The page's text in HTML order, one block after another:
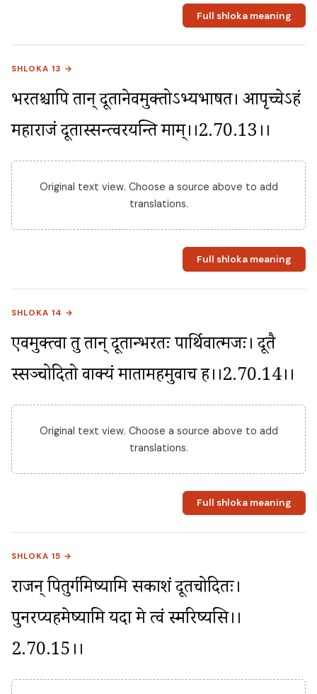
Full shloka meaning
SHLOKA 13 →
भरतश्चापि तान् दूतानेवमुक्तोऽभ्यभाषत। आपृच्चेऽहं
महाराजं दूतास्सन्त्वरयन्ति माम्।।2.70.13।।
Original text view. Choose a source above to add
translations.
Full shloka meaning
SHLOKA 14 →
एवमुक्त्वा तु तान् दूतान्भरतः पार्थिवात्मजः। दूतै
स्सञ्चोदितो वाक्यं मातामहमुवाच ह।।2.70.14।।
Original text view. Choose a source above to add
translations.
Full shloka meaning
SHLOKA 15 →
राजन् पितुर्गमिष्यामि सकाशं दूतचोदितः।
पुनरप्यहमेष्यामि यदा मे त्वं स्मरिष्यसि।।
2.70.15।।